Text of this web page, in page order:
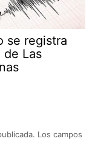
se registra
de Las
Los campos